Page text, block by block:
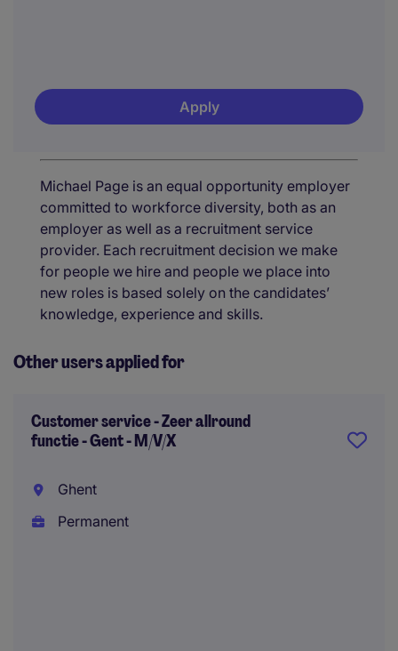
Apply
Michael Page is an equal opportunity employer
committed to workforce diversity, both as an
employer as well as a recruitment service
provider. Each recruitment decision we make
for people we hire and people we place into
new roles is based solely on the candidates’
knowledge, experience and skills.
Other users applied for
Customer service - Zeer allround
functie - Gent - M/V/X
Ghent
Permanent